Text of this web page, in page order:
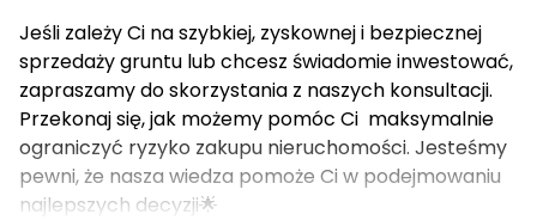
Jeśli zależy Ci na szybkiej, zyskownej i bezpiecznej
sprzedaży gruntu lub chcesz świadomie inwestować,
zapraszamy do skorzystania z naszych konsultacji.
Przekonaj się, jak możemy pomóc Ci maksymalnie
ograniczyć ryzyko zakupu nieruchomości. Jesteśmy
pewni, że nasza wiedza pomoże Ci w podejmowaniu
najlepszych decyzji🌟